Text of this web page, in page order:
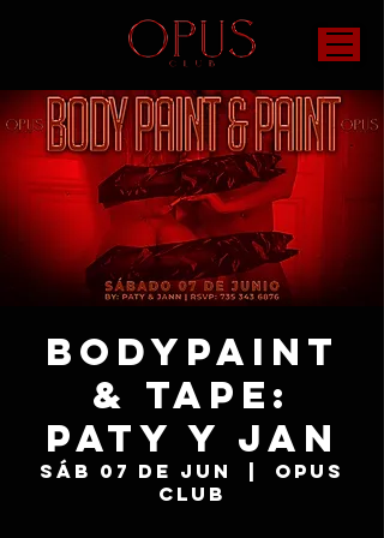
Bodypaint
& Tape:
Paty y Jan
sáb 07 de jun
OPUS
Club